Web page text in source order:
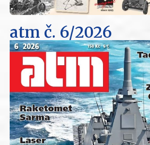
atm č. 6/2026